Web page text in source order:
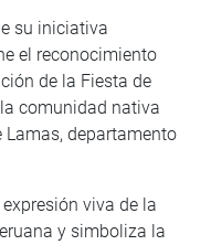
su iniciativa
el reconocimiento
de la Fiesta de
comunidad nativa
Lamas, departamento
viva de la
y simboliza la